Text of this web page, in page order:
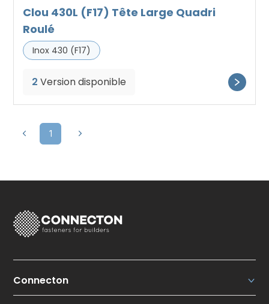
Clou 430L (F17) Tête Large Quadri
Roulé
Inox 430 (F17)
2 Version disponible
1
Connecton